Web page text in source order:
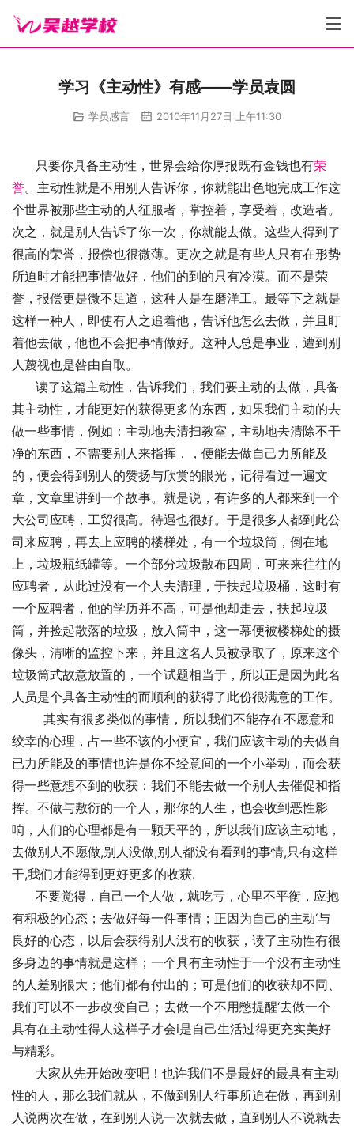
学习《主动性》有感——学员袁圆
学员感言 2010年11月27日 上午11:30
      只要你具备主动性，世界会给你厚报既有金钱也有
荣
誉。主动性就是不用别人告诉你，你就能出色地完成工作这
个世界被那些主动的人征服者，掌控着，享受着，改造者。
次之，就是别人告诉了你一次，你就能去做。这些人得到了
很高的荣誉，报偿也很微薄。更次之就是有些人只有在形势
所迫时才能把事情做好，他们的到的只有冷漠。而不是荣
誉，报偿更是微不足道，这种人是在磨洋工。最等下之就是
这样一种人，即使有人之追着他，告诉他怎么去做，并且盯
着他去做，他也不会把事情做好。这种人总是事业，遭到别
人蔑视也是咎由自取。
其主动性，才能更好的获得更多的东西，如果我们主动的去
做一些事情，例如：主动地去清扫教室，主动地去清除不干
净的东西，不需要别人来指挥，，便能去做自己力所能及
的，便会得到别人的赞扬与欣赏的眼光，记得看过一遍文
章，文章里讲到一个故事。就是说，有许多的人都来到一个
大公司应聘，工贸很高。待遇也很好。于是很多人都到此公
司来应聘，再去上应聘的楼梯处，有一个垃圾筒，倒在地
上，垃圾瓶纸罐等。一个部分垃圾散布四周，可来来往往的
应聘者，从此过没有一个人去清理，于扶起垃圾桶，这时有
一个应聘者，他的学历并不高，可是他却走去，扶起垃圾
筒，并捡起散落的垃圾，放入筒中，这一幕便被楼梯处的摄
像头，清晰的监控下来，并且这名人员被录取了，原来这个
垃圾筒式故意放置的，一个试题相当于，所以正是因为此名
人员是个具备主动性的而顺利的获得了此份很满意的工作。
绞幸的心理，占一些不该的小便宜，我们应该主动的去做自
已力所能及的事情也许是你不经意间的一个小举动，而会获
得一些意想不到的收获：我们不能去做一个别人去催促和指
挥。不做与敷衍的一个人，那你的人生，也会收到恶性影
响，人们的心理都是有一颗天平的，所以我们应该主动地，
去做别人不愿做,别人没做,别人都没有看到的事情,只有这样
干,我们才能得到更好更多的收获.
有积极的心态；去做好每一件事情；正因为自己的主动‘与
良好的心态，以后会获得别人没有的收获，读了主动性有很
多身边的事情就是这样；一个具有主动性于一个没有主动性
的人差别很大；他们都有付出的；可是他们的收获却不同、
我们可以不一步改变自己；去做一个不用憋提醒‘去做一个
具有在主动性得人这样子才会i是自己生活过得更充实美好
与精彩。
性的人，那么我们就从，不做到别人行事所迫在做，再到别
人说两次在做，在到别人说一次就去做，直到别人不说就去